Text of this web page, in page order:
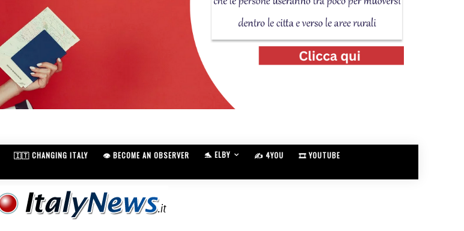
🇮🇹 CHANGING ITALY 👁️ BECOME AN OBSERVER 🐬 ELBY ✍️ 4YOU
🎞️ YOUTUBE